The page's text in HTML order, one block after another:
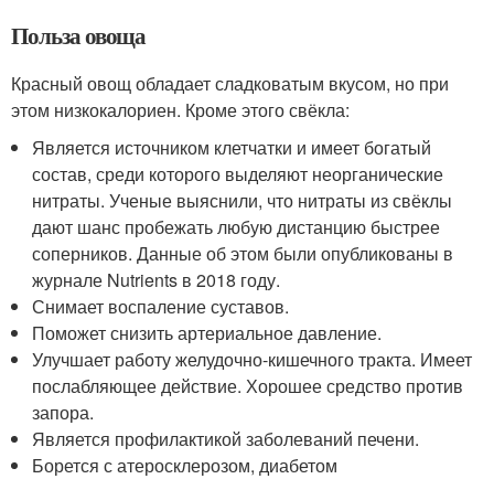
Польза овоща
Красный овощ обладает сладковатым вкусом, но при
этом низкокалориен. Кроме этого свёкла:
Является источником клетчатки и имеет богатый
состав, среди которого выделяют неорганические
нитраты. Ученые выяснили, что нитраты из свёклы
дают шанс пробежать любую дистанцию быстрее
соперников. Данные об этом были опубликованы в
журнале Nutrients в 2018 году.
Снимает воспаление суставов.
Поможет снизить артериальное давление.
Улучшает работу желудочно-кишечного тракта. Имеет
послабляющее действие. Хорошее средство против
запора.
Является профилактикой заболеваний печени.
Борется с атеросклерозом, диабетом